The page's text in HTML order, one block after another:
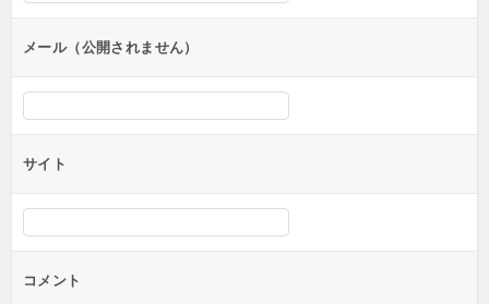
ンメール（公開されません）
サイト
コメント